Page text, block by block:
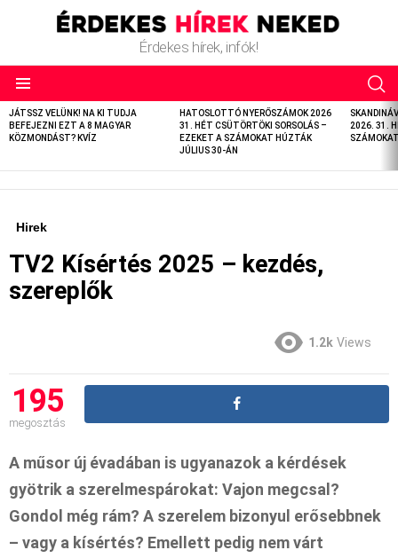
Érdekes hírek, infók!
LATEST
STORIES
JÁTSSZ VELÜNK! NA KI TUDJA
BEFEJEZNI EZT A 8 MAGYAR
KÖZMONDÁST? KVÍZ
HATOSLOTTÓ NYERŐSZÁMOK 2026
31. HÉT CSÜTÖRTÖKI SORSOLÁS –
EZEKET A SZÁMOKAT HÚZTÁK
JÚLIUS 30-ÁN
2026. 31.
Hirek
TV2 Kísértés 2025 – kezdés,
szereplők
1.2k Views
195
megosztás
A műsor új évadában is ugyanazok a kérdések
gyötrik a szerelmespárokat: Vajon megcsal?
Gondol még rám? A szerelem bizonyul erősebbnek
– vagy a kísértés? Emellett pedig nem várt